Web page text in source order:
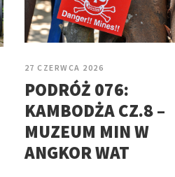
27 CZERWCA 2026
PODRÓŻ 076:
KAMBODŻA CZ.8 –
MUZEUM MIN W
ANGKOR WAT